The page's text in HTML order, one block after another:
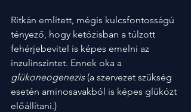
Ritkán említett, mégis kulcsfontosságú
tényező, hogy ketózisban a túlzott
fehérjebevitel is képes emelni az
inzulinszintet. Ennek oka a
glükoneogenezis (a szervezet szükség
esetén aminosavakból is képes glükózt
előállítani.)